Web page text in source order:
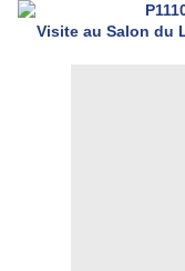
Visite au Salon du